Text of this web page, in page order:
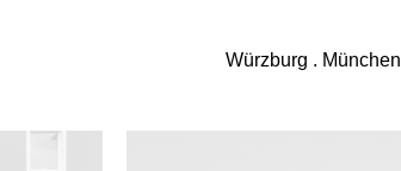
Würzburg . München